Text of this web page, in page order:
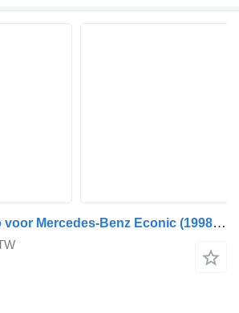
150483 zwaailamp voor Mercedes-Benz Econic (1998-2014) trekker